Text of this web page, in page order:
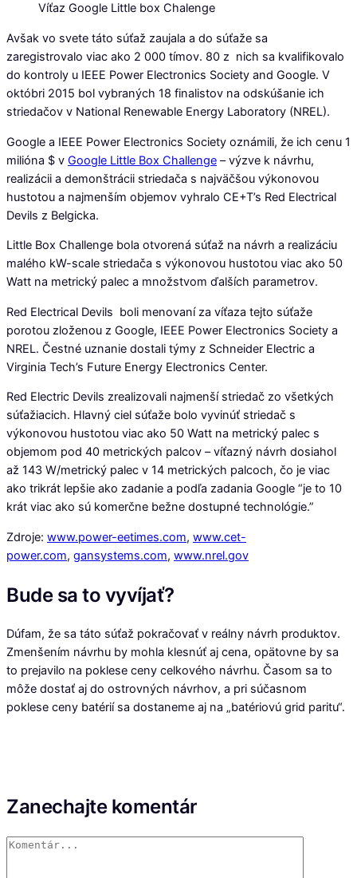
Víťaz Google Little box Chalenge
Avšak vo svete táto súťaž zaujala a do súťaže sa
zaregistrovalo viac ako 2 000 tímov. 80 z nich sa kvalifikovalo
do kontroly u IEEE Power Electronics Society and Google. V
októbri 2015 bol vybraných 18 finalistov na odskúšanie ich
striedačov v National Renewable Energy Laboratory (NREL).
Google a IEEE Power Electronics Society oznámili, že ich cenu 1
milióna $ v Google Little Box Challenge – výzve k návrhu,
realizácii a demonštrácii striedača s najväčšou výkonovou
hustotou a najmenším objemov vyhralo CE+T’s Red Electrical
Devils z Belgicka.
Little Box Challenge bola otvorená súťaž na návrh a realizáciu
malého kW-scale striedača s výkonovou hustotou viac ako 50
Watt na metrický palec a množstvom ďalších parametrov.
Red Electrical Devils boli menovaní za víťaza tejto súťaže
porotou zloženou z Google, IEEE Power Electronics Society a
NREL. Čestné uznanie dostali týmy z Schneider Electric a
Virginia Tech’s Future Energy Electronics Center.
Red Electric Devils zrealizovali najmenší striedač zo všetkých
súťažiacich. Hlavný ciel súťaže bolo vyvinúť striedač s
výkonovou hustotou viac ako 50 Watt na metrický palec s
objemom pod 40 metrických palcov – víťazný návrh dosiahol
až 143 W/metrický palec v 14 metrických palcoch, čo je viac
ako trikrát lepšie ako zadanie a podľa zadania Google “je to 10
krát viac ako sú komerčne bežne dostupné technológie.”
Zdroje: www.power-eetimes.com, www.cet-
power.com, gansystems.com, www.nrel.gov
Bude sa to vyvíjať?
Dúfam, že sa táto súťaž pokračovať v reálny návrh produktov.
Zmenšením návrhu by mohla klesnúť aj cena, opätovne by sa
to prejavilo na poklese ceny celkového návrhu. Časom sa to
môže dostať aj do ostrovných návrhov, a pri súčasnom
poklese ceny batérií sa dostaneme aj na „batériovú grid paritu“.
Zanechajte komentár